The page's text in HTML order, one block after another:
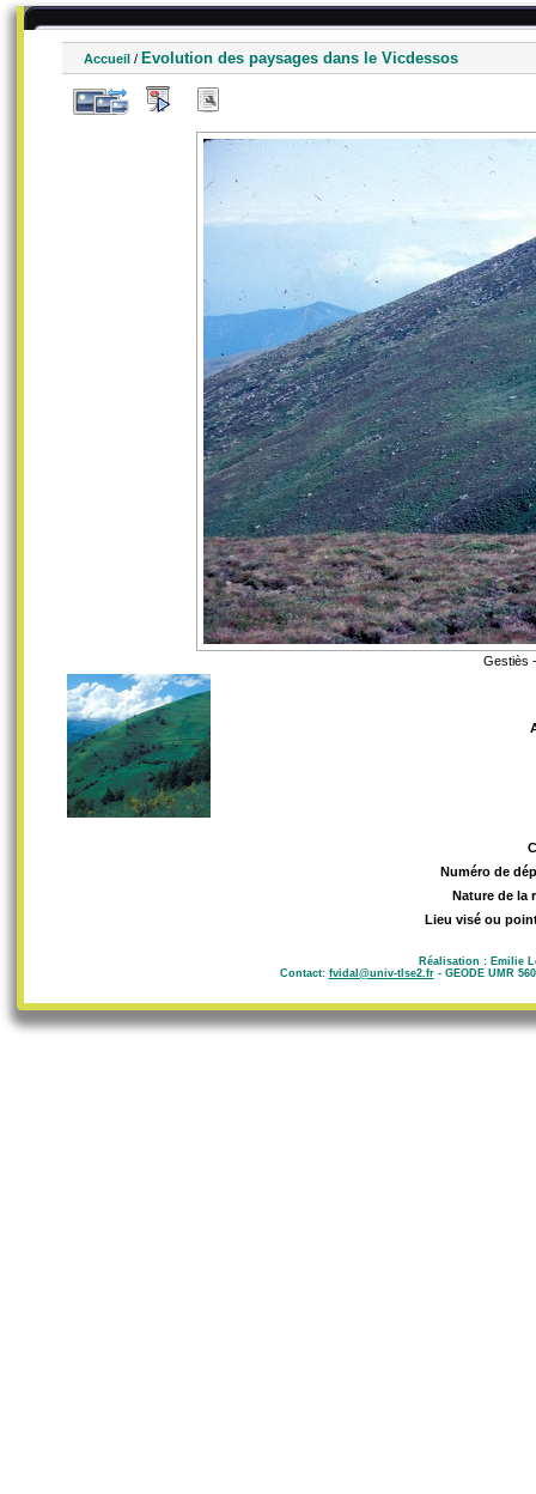
Accueil / Evolution des paysages dans le Vicdessos
Gestiès
Numéro de
Nature de la
Lieu visé ou
Réalisation : Emilie
Contact: fvidal@univ-tlse2.fr- GEODE UMR